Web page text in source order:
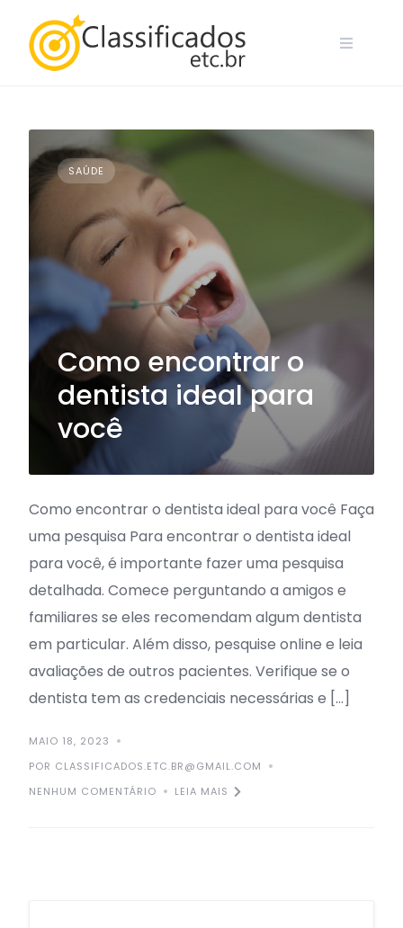
content
SAÚDE
Como encontrar o
dentista ideal para
você
Como encontrar o dentista ideal para você Faça
uma pesquisa Para encontrar o dentista ideal
para você, é importante fazer uma pesquisa
detalhada. Comece perguntando a amigos e
familiares se eles recomendam algum dentista
em particular. Além disso, pesquise online e leia
avaliações de outros pacientes. Verifique se o
dentista tem as credenciais necessárias e […]
MAIO 18, 2023
POR CLASSIFICADOS.ETC.BR@GMAIL.COM
NENHUM COMENTÁRIO
LEIA MAIS